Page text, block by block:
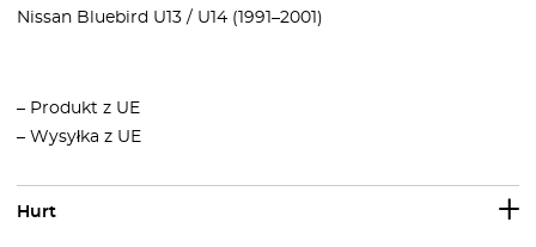
Nissan Bluebird U13 / U14 (1991–2001)
– Produkt z UE
– Wysyłka z UE
Hurt